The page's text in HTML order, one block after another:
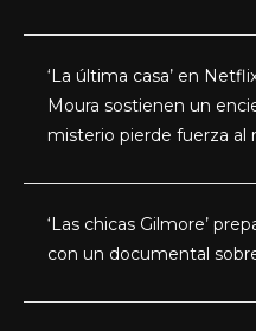
‘La última casa’ en
Moura sostienen un
misterio pierde fuerza al
‘Las chicas Gilmore’
con un documental